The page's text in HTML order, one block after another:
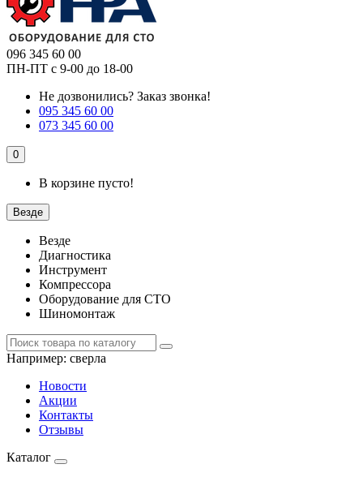
096 345 60 00
ПН-ПТ с 9-00 до 18-00
Не дозвонились? Заказ звонка!
095 345 60 00
073 345 60 00
0
В корзине пусто!
Везде
Везде
Диагностика
Инструмент
Компрессора
Оборудование для СТО
Шиномонтаж
Например: сверла
Новости
Акции
Контакты
Отзывы
Каталог